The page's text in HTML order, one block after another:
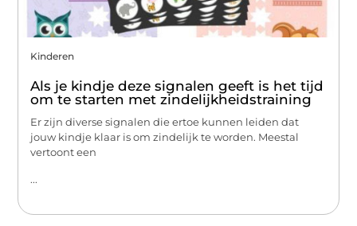
Kinderen
Als je kindje deze signalen geeft is het tijd
om te starten met zindelijkheidstraining
Er zijn diverse signalen die ertoe kunnen leiden dat
jouw kindje klaar is om zindelijk te worden. Meestal
vertoont een
...